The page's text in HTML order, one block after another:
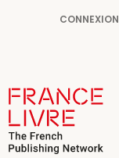
CONNEXION